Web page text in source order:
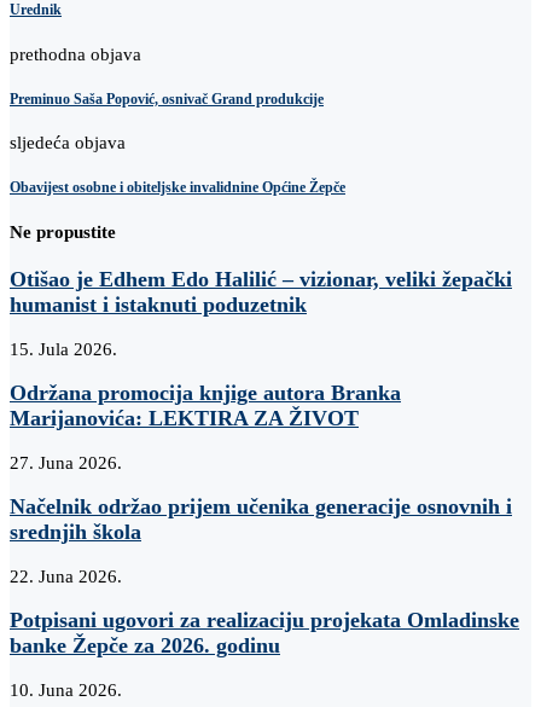
Urednik
prethodna objava
Preminuo Saša Popović, osnivač Grand produkcije
sljedeća objava
Obavijest osobne i obiteljske invalidnine Općine Žepče
Ne propustite
Otišao je Edhem Edo Halilić – vizionar, veliki žepački
humanist i istaknuti poduzetnik
15. Jula 2026.
Održana promocija knjige autora Branka
Marijanovića: LEKTIRA ZA ŽIVOT
27. Juna 2026.
Načelnik održao prijem učenika generacije osnovnih i
srednjih škola
22. Juna 2026.
Potpisani ugovori za realizaciju projekata Omladinske
banke Žepče za 2026. godinu
10. Juna 2026.